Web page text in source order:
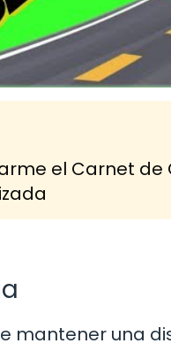
el Carnet de
mantener una